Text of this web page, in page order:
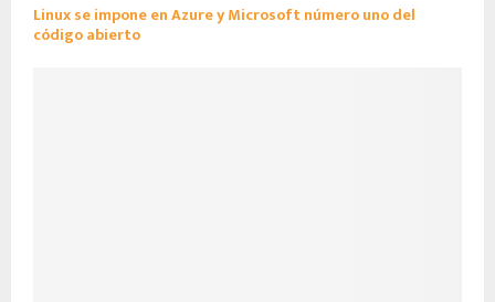
Linux se impone en Azure y Microsoft número uno del
código abierto